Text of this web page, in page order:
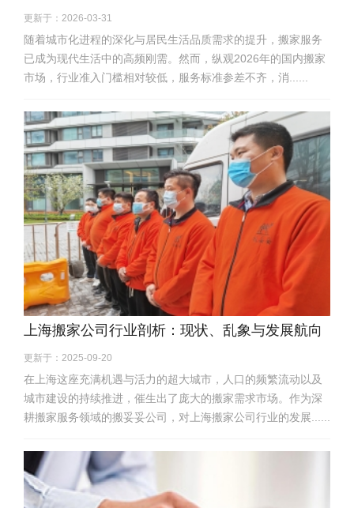
更新于：2026-03-31
随着城市化进程的深化与居民生活品质需求的提升，搬家服务
已成为现代生活中的高频刚需。然而，纵观2026年的国内搬家
市场，行业准入门槛相对较低，服务标准参差不齐，消......
上海搬家公司行业剖析：现状、乱象与发展航向
更新于：2025-09-20
在上海这座充满机遇与活力的超大城市，人口的频繁流动以及
城市建设的持续推进，催生出了庞大的搬家需求市场。作为深
耕搬家服务领域的搬妥妥公司，对上海搬家公司行业的发展......